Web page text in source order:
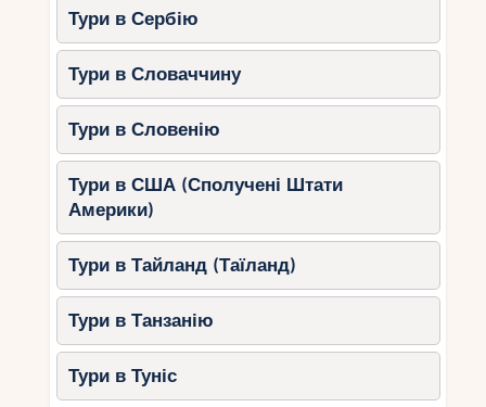
Тури в Сербію
Тури в Словаччину
Тури в Словенію
Тури в США (Сполучені Штати
Америки)
Тури в Тайланд (Таїланд)
Тури в Танзанію
Тури в Туніс